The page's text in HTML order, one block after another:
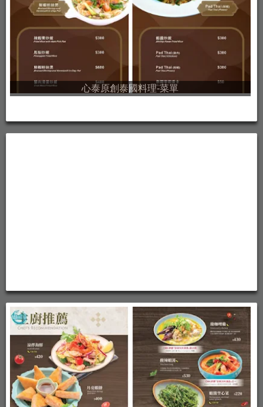
心泰原創泰國料理-菜單